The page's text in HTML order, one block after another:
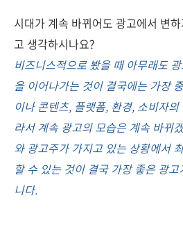
시대가 계속 바뀌어도 광고에서 변
고 생각하시나요?
비즈니스적으로 봤을 때 아무래도
을 이어나가는 것이 결국에는 가장
이나 콘텐츠, 플랫폼, 환경, 소비자
라서 계속 광고의 모습은 계속 바뀌
와 광고주가 가지고 있는 상황에서
할 수 있는 것이 결국 가장 좋은 광
니다.